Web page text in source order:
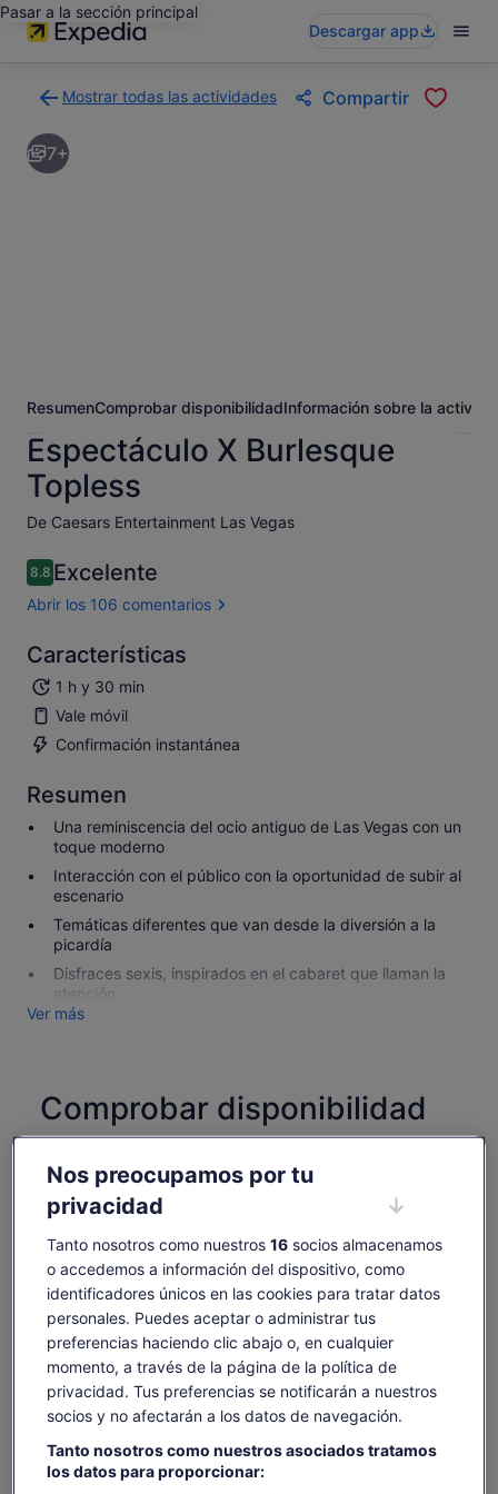
Pasar a la sección principal
Descargar app
Mostrar todas las actividades
a
la
página
Compartir
7+
ResumenComprobar disponibilidadInformación sobre la
Espectáculo X Burlesque
Topless
De Caesars Entertainment Las Vegas
8.88.8 sobre 10
Excelente
Abrir los 106 comentarios
Características
1 h y 30 min
Vale móvil
Confirmación instantánea
Resumen
Una reminiscencia del ocio antiguo de Las Vegas con un
toque moderno
Interacción con el público con la oportunidad de subir al
escenario
Temáticas diferentes que van desde la diversión a la
picardía
Disfraces sexis, inspirados en el cabaret que llaman la
atención
Ver más
Comprobar disponibilidad
fechas
dom., 9 ago. lun., 10 ago.
El
precio
es
de
86 €
por
viajero
86 €
incluye tasas e impuestos
por viajero
Ver entradas
Es posible que el contenido de esta página se haya
traducido automáticamente.
Ver texto original (inglés)
Opinar sobre esta traducción
abre
en
una
pestaña
Qué incluye y qué no
Los mejores asientos disponibles en la sección
elegida.
Nos preocupamos por tu
privacidad
Tanto nosotros como nuestros 16socios almacenamos
o accedemos a información del dispositivo, como
identificadores únicos en las cookies para tratar datos
personales. Puedes aceptar o administrar tus
preferencias haciendo clic abajo o, en cualquier
momento, a través de la página de la política de
privacidad. Tus preferencias se notificarán a nuestros
socios y no afectarán a los datos de navegación.
Tanto nosotros como nuestros asociados tratamos
los datos para proporcionar: